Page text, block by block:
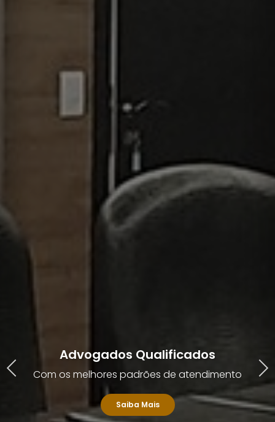
Previous
Advogados Qualificados
Com os melhores padrões de atendimento
Saiba Mais
Next